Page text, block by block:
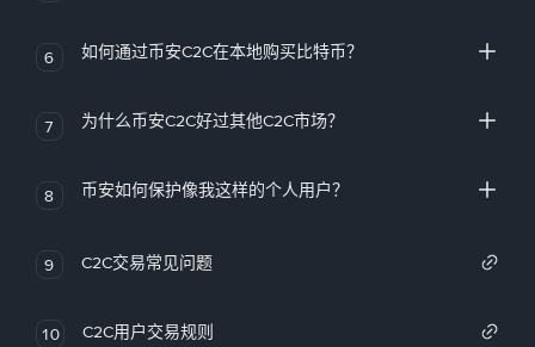
6 如何通过币安C2C在本地购买比特币？
7 为什么币安C2C好过其他C2C市场？
8 币安如何保护像我这样的个人用户？
9 C2C交易常见问题
10 C2C用户交易规则